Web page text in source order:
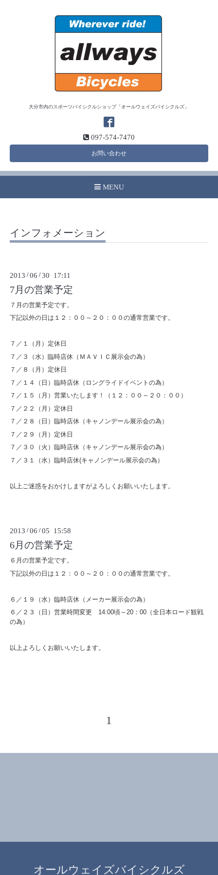
大分市内のスポーツバイシクルショップ「オールウェイズバイシクルズ」
097-574-7470
お問い合わせ
MENU
インフォメーション
2013 /06 /30 17:11
7月の営業予定
７月の営業予定です。
下記以外の日は１２：００～２０：００の通常営業です。
７／１（月）定休日
７／３（水）臨時店休（ＭＡＶＩＣ展示会の為）
７／８（月）定休日
７／１４（日）臨時店休（ロングライドイベントの為）
７／１５（月）営業いたします！（１２：００～２０：００）
７／２２（月）定休日
７／２８（日）臨時店休（キャノンデール展示会の為）
７／２９（月）定休日
７／３０（火）臨時店休（キャノンデール展示会の為）
７／３１（水）臨時店休(キャノンデール展示会の為）
以上ご迷惑をおかけしますがよろしくお願いいたします。
2013 /06 /05 15:58
6月の営業予定
６月の営業予定です。
下記以外の日は１２：００～２０：００の通常営業です。
６／１９（水）臨時店休（メーカー展示会の為）
６／２３（日）営業時間変更 14:00頃～20：00（全日本ロード観戦
の為）
以上よろしくお願いいたします。
1
オールウェイズバイシクルズ